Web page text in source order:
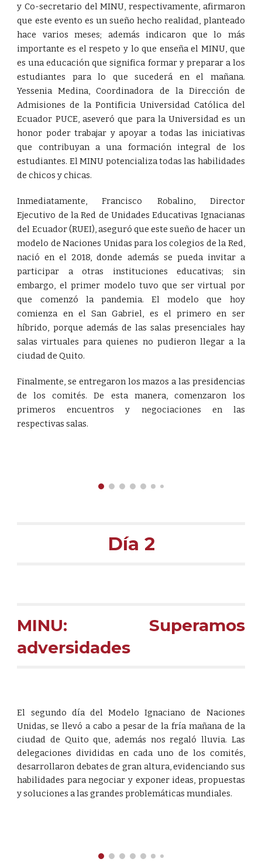
y Co-secretario del MINU, respectivamente, afirmaron
que este evento es un sueño hecho realidad, planteado
hace varios meses; además indicaron que lo más
importante es el respeto y lo que enseña el MINU, que
es una educación que significa formar y preparar a los
estudiantes para lo que sucederá en el mañana.
Yessenia Medina, Coordinadora de la Dirección de
Admisiones de la Pontificia Universidad Católica del
Ecuador PUCE, aseveró que para la Universidad es un
honor poder trabajar y apoyar a todas las iniciativas
que contribuyan a una formación integral de los
estudiantes. El MINU potencializa todas las habilidades
de chicos y chicas.
Inmediatamente, Francisco Robalino, Director
Ejecutivo de la Red de Unidades Educativas Ignacianas
del Ecuador (RUEI), aseguró que este sueño de hacer un
modelo de Naciones Unidas para los colegios de la Red,
nació en el 2018, donde además se pueda invitar a
participar a otras instituciones educativas; sin
embargo, el primer modelo tuvo que ser virtual por
que comenzó la pandemia. El modelo que hoy
comienza en el San Gabriel, es el primero en ser
híbrido, porque además de las salas presenciales hay
salas virtuales para quienes no pudieron llegar a la
ciudad de Quito.
Finalmente, se entregaron los mazos a las presidencias
de los comités. De esta manera, comenzaron los
primeros encuentros y negociaciones en las
respectivas salas.
Día 2
MINU: Superamos
adversidades
El segundo día del Modelo Ignaciano de Naciones
Unidas, se llevó a cabo a pesar de la fría mañana de la
ciudad de Quito que, además nos regaló lluvia. Las
delegaciones divididas en cada uno de los comités,
desarrollaron debates de gran altura, evidenciando sus
habilidades para negociar y exponer ideas, propuestas
y soluciones a las grandes problemáticas mundiales.